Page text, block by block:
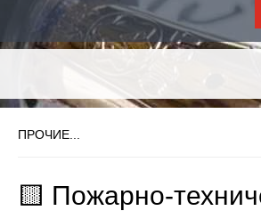
ПРОЧИЕ...
🟨 Пожарно-